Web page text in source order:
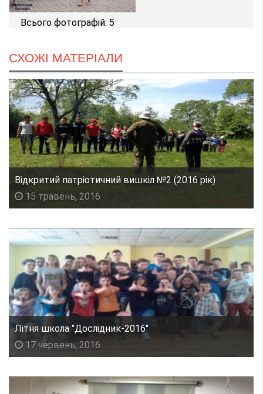
Всього фотографій: 5
СХОЖІ МАТЕРІАЛИ
Відкритий патріотичний вишкіл №2 (2016 рік)
15 травень, 2016
Літня школа "Дослідник-2016"
17 червень, 2016